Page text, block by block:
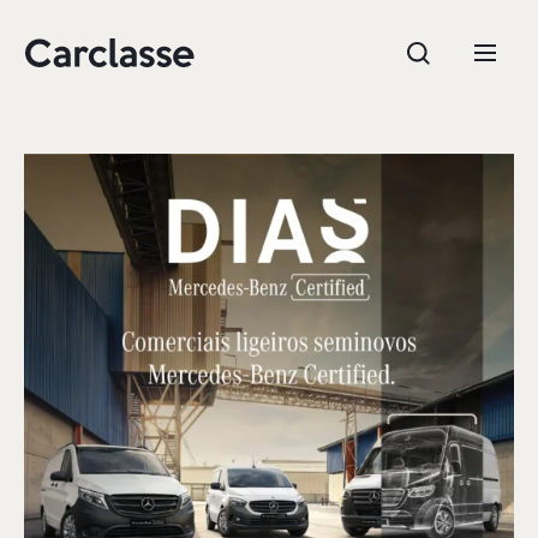
e.g. Mercedes-Benz; BMW; Ford
CARREGAR MAIS